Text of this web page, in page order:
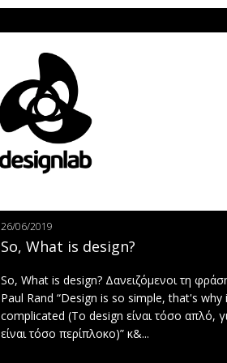
26/06/2019
So, What is design?
So, What is design? Δανειζόμενοι τη
Paul Rand “Design is so simple, that's why
complicated (Το design είναι τόσο απλό,
είναι τόσο περίπλοκο)” κ&...